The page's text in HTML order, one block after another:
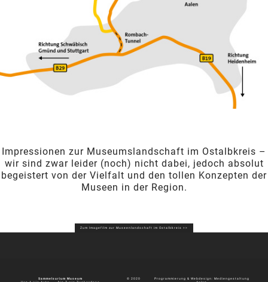
Impressionen zur Museumslandschaft im Ostalbkreis –
wir sind zwar leider (noch) nicht dabei, jedoch absolut
begeistert von der Vielfalt und den tollen Konzepten der
Museen in der Region.
Zum Imagefilm zur Museenlandschaft im Ostalbkreis >>
Sammelsurium Museum
© 2020 Programmierung & Webdesign: Mediengestaltung